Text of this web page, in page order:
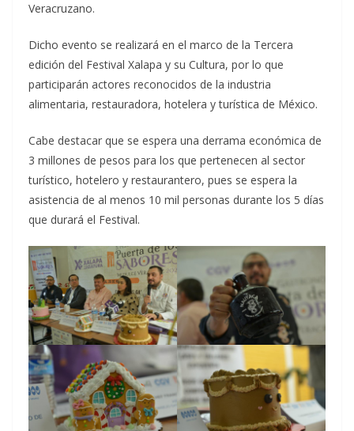
Veracruzano.
Dicho evento se realizará en el marco de la Tercera
edición del Festival Xalapa y su Cultura, por lo que
participarán actores reconocidos de la industria
alimentaria, restauradora, hotelera y turística de México.
Cabe destacar que se espera una derrama económica de
3 millones de pesos para los que pertenecen al sector
turístico, hotelero y restaurantero, pues se espera la
asistencia de al menos 10 mil personas durante los 5 días
que durará el Festival.